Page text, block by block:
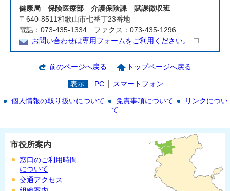
健康局 保険医療部 介護保険課 賦課徴収班
〒640-8511和歌山市七番丁23番地
電話：073-435-1334 ファクス：073-435-1296
お問い合わせは専用フォームをご利用ください。
前のページへ戻る トップページへ戻る
表示 PC スマートフォン
個人情報の取り扱いについて 免責事項について
リンクについ
て
市役所案内
窓口のご利用時間
について
交通アクセス